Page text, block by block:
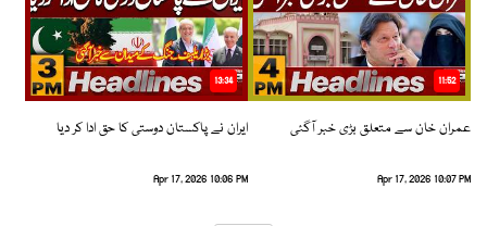
11:52
عمران خان سے متعلق بڑی خبر آگئی
Apr 17, 2026 10:07 PM
13:34
ایران نے پاکستان دوستی کا حق ادا کر دیا
Apr 17, 2026 10:06 PM